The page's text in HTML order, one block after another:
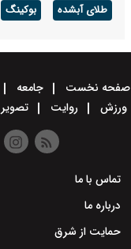
طلای آبشده بوکینگ
صفحه نخست جامعه
ورزش
روایت تصویر
تماس با ما
درباره ما
حمایت از شرق